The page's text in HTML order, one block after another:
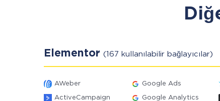
Elementor (167 kullanılabilir bağlayıcılar)
AWeber Google Ads
ActiveCampaign Google Analytics